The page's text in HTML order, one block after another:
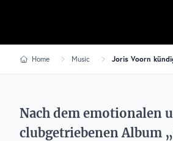
Home Music
Nach dem emotionalen
clubgetriebenen Album